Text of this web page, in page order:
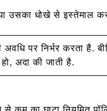
उसका धोखे से इस्तेमाल
पर निर्भर करता है.
अदा की जाती है.